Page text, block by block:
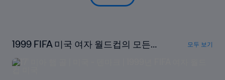
1999 FIFA 미국 여자 월드컵의 모든
골 시청하기
모두 보기